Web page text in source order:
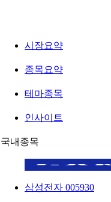
시장요약
종목요약
테마종목
인사이트
국내종목
삼성전자 005930